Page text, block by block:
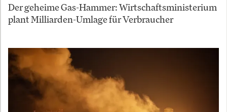
Der geheime Gas-Hammer: Wirtschaftsministerium
plant Milliarden-Umlage für Verbraucher